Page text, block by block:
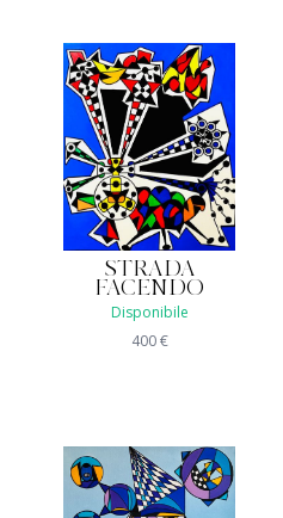
STRADA
FACENDO
Disponibile
400€